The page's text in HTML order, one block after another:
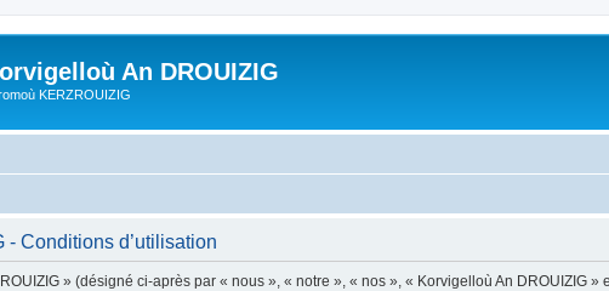
An DROUIZIG
KERZROUIZIG
- Conditions d’utilisation
» (désigné ci-après par « nous », « notre », « nos », « Korvigelloù An DROUIZIG